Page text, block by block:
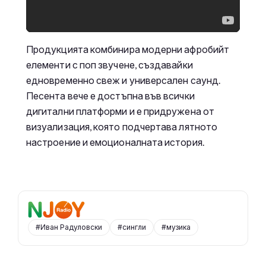
Продукцията комбинира модерни афробийт
елементи с поп звучене, създавайки
едновременно свеж и универсален саунд.
Песента вече е достъпна във всички
дигитални платформи и е придружена от
визуализация, която подчертава лятното
настроение и емоционалната история.
#Иван Радуловски #сингли #музика